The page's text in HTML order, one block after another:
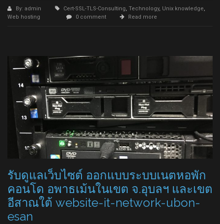
By: admin Cert-SSL-TLS-Consulting, Technology, Unix knowledge,
Web hosting
0 comment Read more
รับดูแลเว็บไซต์ ออกแบบระบบเนตหอพัก
คอนโด อพาธเม้นในเขต จ.อุบลฯ และเขต
อีสาณใต้ website-it-network-ubon-
esan